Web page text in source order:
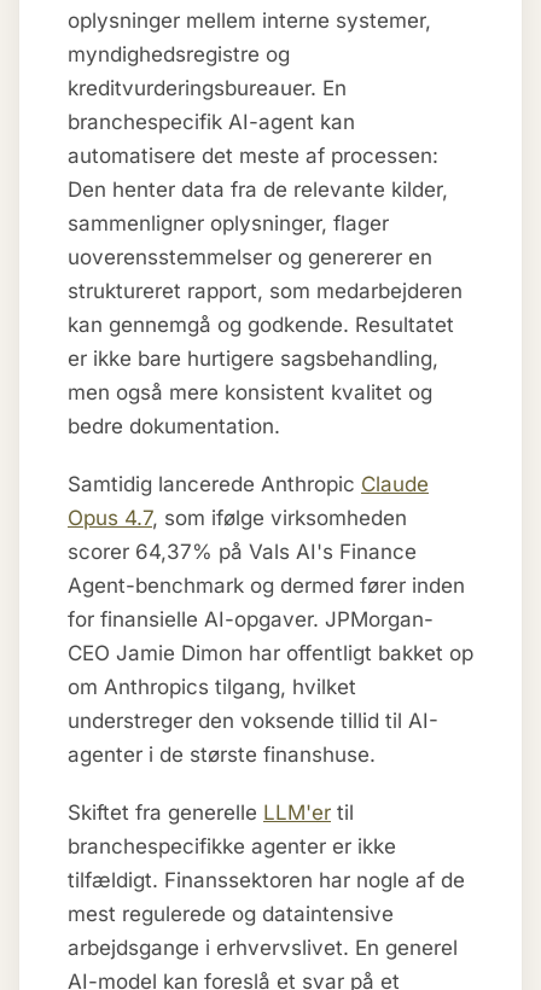
oplysninger mellem interne systemer,
myndighedsregistre og
kreditvurderingsbureauer. En
branchespecifik AI-agent kan
automatisere det meste af processen:
Den henter data fra de relevante kilder,
sammenligner oplysninger, flager
uoverensstemmelser og genererer en
struktureret rapport, som medarbejderen
kan gennemgå og godkende. Resultatet
er ikke bare hurtigere sagsbehandling,
men også mere konsistent kvalitet og
bedre dokumentation.
Samtidig lancerede Anthropic Claude
Opus 4.7, som ifølge virksomheden
scorer 64,37% på Vals AI's Finance
Agent-benchmark og dermed fører inden
for finansielle AI-opgaver. JPMorgan-
CEO Jamie Dimon har offentligt bakket op
om Anthropics tilgang, hvilket
understreger den voksende tillid til AI-
agenter i de største finanshuse.
Skiftet fra generelle LLM'er til
branchespecifikke agenter er ikke
tilfældigt. Finanssektoren har nogle af de
mest regulerede og dataintensive
arbejdsgange i erhvervslivet. En generel
AI-model kan foreslå et svar på et